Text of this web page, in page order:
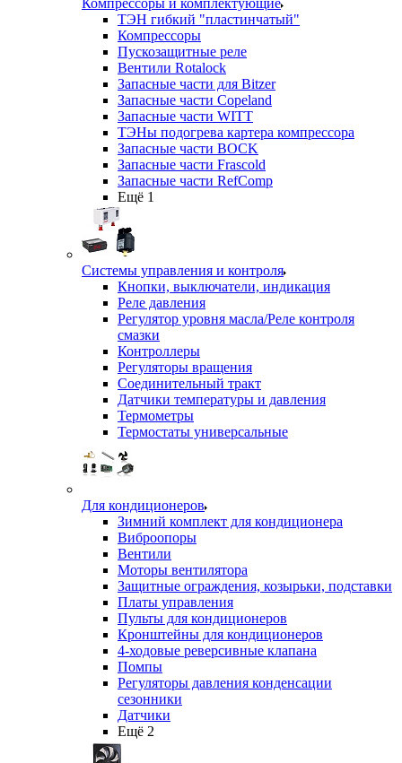
Компрессоры и комплектующие
ТЭН гибкий "пластинчатый"
Компрессоры
Пускозащитные реле
Вентили Rotalock
Запасные части для Bitzer
Запасные части Copeland
Запасные части WITT
ТЭНы подогрева картера компрессора
Запасные части BOCK
Запасные части Frascold
Запасные части RefComp
Ещё 1
Системы управления и контроля
Кнопки, выключатели, индикация
Реле давления
Регулятор уровня масла/Реле контроля
смазки
Контроллеры
Регуляторы вращения
Соединительный тракт
Датчики температуры и давления
Термометры
Термостаты универсальные
Для кондиционеров
Зимний комплект для кондиционера
Виброопоры
Вентили
Моторы вентилятора
Защитные ограждения, козырьки, подставки
Платы управления
Пульты для кондиционеров
Кронштейны для кондиционеров
4-ходовые реверсивные клапана
Помпы
Регуляторы давления конденсации
сезонники
Датчики
Ещё 2